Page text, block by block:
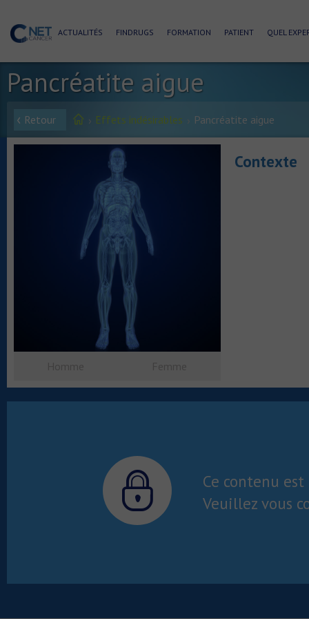
ACTUALITÉS FINDRUGS FORMATION PATIENT QUEL
Pancréatite aigue
Retour Effets indésirables Pancréatite aigue
Contexte
Ce contenu
Veuillez vous